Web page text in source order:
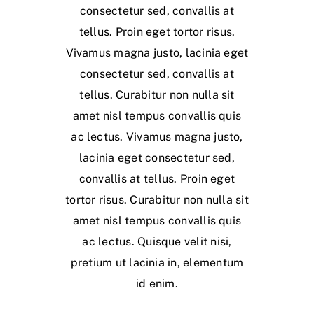
consectetur sed, convallis at
tellus. Proin eget tortor risus.
Vivamus magna justo, lacinia eget
consectetur sed, convallis at
tellus. Curabitur non nulla sit
amet nisl tempus convallis quis
ac lectus. Vivamus magna justo,
lacinia eget consectetur sed,
convallis at tellus. Proin eget
tortor risus. Curabitur non nulla sit
amet nisl tempus convallis quis
ac lectus. Quisque velit nisi,
pretium ut lacinia in, elementum
id enim.